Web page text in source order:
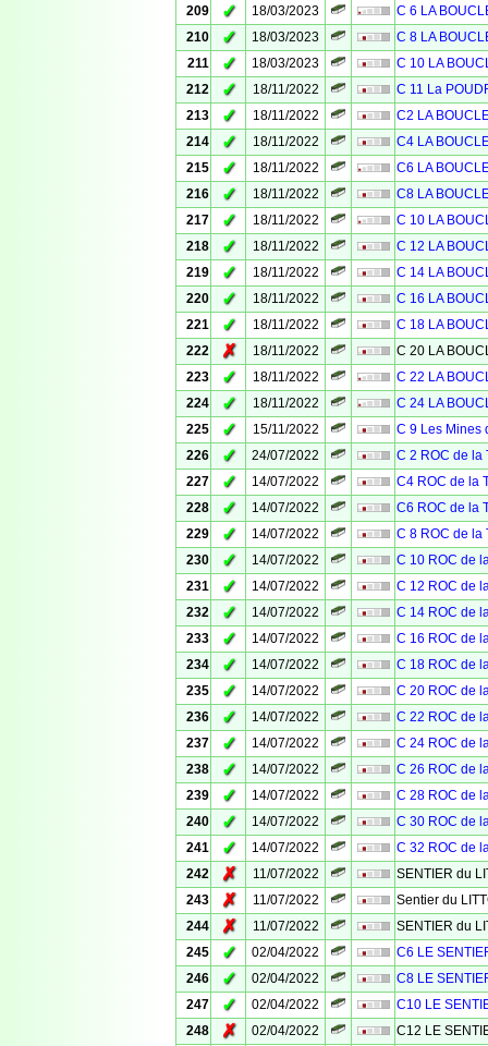
209
✓ 18/03/2023
C 6 LA
210
✓ 18/03/2023
C 8 LA
211
✓ 18/03/2023
C 10 LA
212
✓ 18/11/2022
C 11 La
213
✓ 18/11/2022
C2 LA
214
✓ 18/11/2022
C4 LA
215
✓ 18/11/2022
C6 LA
216
✓ 18/11/2022
C8 LA
217
✓ 18/11/2022
C 10 LA
218
✓ 18/11/2022
C 12 LA
219
✓ 18/11/2022
C 14 LA
220
✓ 18/11/2022
C 16 LA
221
✓ 18/11/2022
C 18 LA
222
✗ 18/11/2022
C 20 LA
223
✓ 18/11/2022
C 22 LA
224
✓ 18/11/2022
C 24 LA
225
✓ 15/11/2022
C 9 Les Mines
226
✓ 24/07/2022
C 2 ROC de la
227
✓ 14/07/2022
C4 ROC de la
228
✓ 14/07/2022
C6 ROC de la
229
✓ 14/07/2022
C 8 ROC de la
230
✓ 14/07/2022
C 10 ROC de
231
✓ 14/07/2022
C 12 ROC de
232
✓ 14/07/2022
C 14 ROC de
233
✓ 14/07/2022
C 16 ROC de
234
✓ 14/07/2022
C 18 ROC de
235
✓ 14/07/2022
C 20 ROC de
236
✓ 14/07/2022
C 22 ROC de
237
✓ 14/07/2022
C 24 ROC de
238
✓ 14/07/2022
C 26 ROC de
239
✓ 14/07/2022
C 28 ROC de
240
✓ 14/07/2022
C 30 ROC de
241
✓ 14/07/2022
C 32 ROC de
242
✗ 11/07/2022
SENTIER du
243
✗ 11/07/2022
Sentier du
244
✗ 11/07/2022
SENTIER du
245
✓ 02/04/2022
C6 LE
246
✓ 02/04/2022
C8 LE
247
✓ 02/04/2022
C10 LE
248
✗ 02/04/2022
C12 LE